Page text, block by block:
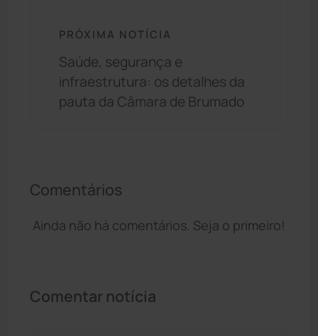
PRÓXIMA NOTÍCIA
Saúde, segurança e
infraestrutura: os detalhes da
pauta da Câmara de Brumado
Comentários
Ainda não há comentários. Seja o primeiro!
Comentar notícia